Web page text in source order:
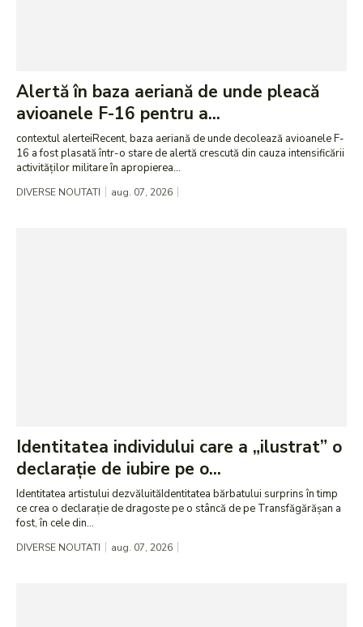
Alertă în baza aeriană de unde pleacă
avioanele F-16 pentru a...
contextul alerteiRecent, baza aeriană de unde decolează avioanele F-
16 a fost plasată într-o stare de alertă crescută din cauza intensificării
activităților militare în apropierea...
DIVERSE NOUTATI aug. 07, 2026
Identitatea individului care a „ilustrat” o
declarație de iubire pe o...
Identitatea artistului dezvăluităIdentitatea bărbatului surprins în timp
ce crea o declarație de dragoste pe o stâncă de pe Transfăgărășan a
fost, în cele din...
DIVERSE NOUTATI aug. 07, 2026